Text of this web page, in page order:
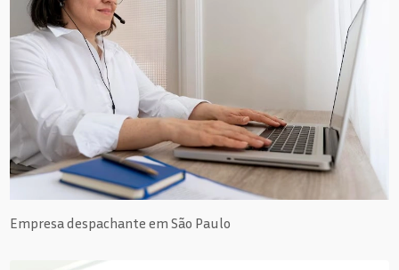
Empresa despachante em São Paulo